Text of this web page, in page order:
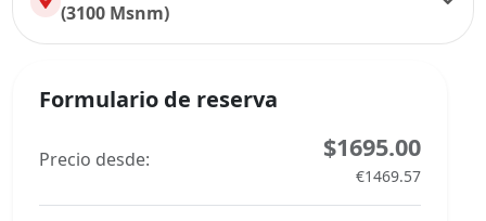
(3100 Msnm)
Formulario de reserva
Precio desde: $1695.00
€1469.57